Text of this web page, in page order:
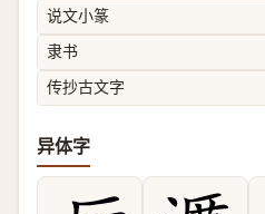
说文小篆
隶书
传抄古文字
异体字